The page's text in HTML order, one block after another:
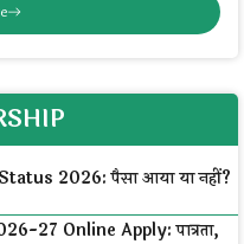
2026: पैसा आया या नहीं?
27 Online Apply: पात्रता,